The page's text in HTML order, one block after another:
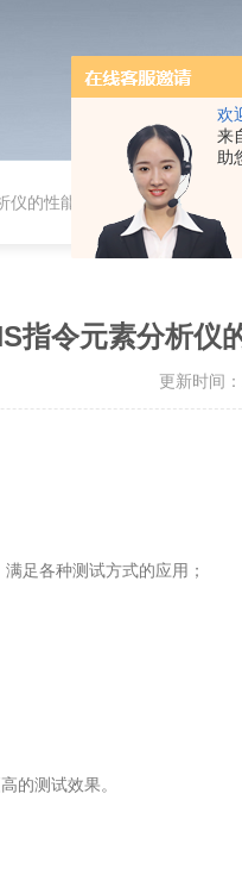
欢
来
助
仪的性能特点及具体需要注意哪
指令元素分析仪
更新时间
足各种测试方式的应用；
的测试效果。